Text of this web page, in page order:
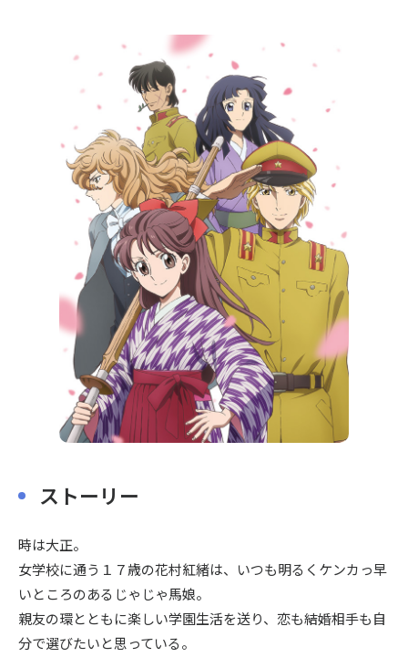
〒104-0061
東京都中央区銀座7丁目13番20号 銀座THビル5F
ストーリー
時は大正。
女学校に通う１７歳の花村紅緒は、いつも明るくケンカっ早
いところのあるじゃじゃ馬娘。
親友の環とともに楽しい学園生活を送り、恋も結婚相手も自
分で選びたいと思っている。